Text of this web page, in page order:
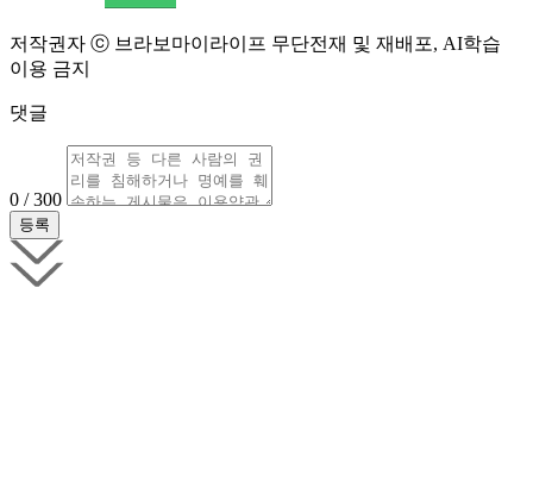
저작권자 ⓒ 브라보마이라이프 무단전재 및 재배포, AI학습
이용 금지
댓글
0 / 300